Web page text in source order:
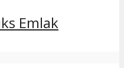
Emlak